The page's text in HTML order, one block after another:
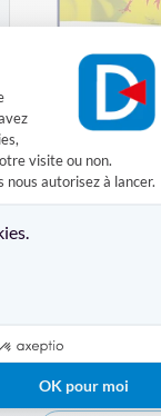
visite ou non.
nous autorisez à lancer.
OK pour moi
Drapeau
14,00 €